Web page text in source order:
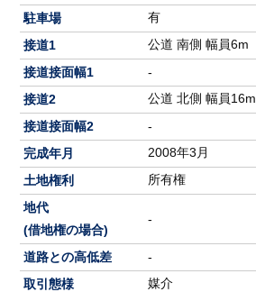
駐車場
有
接道1
公道 南側 幅員6m
接道接面幅1
-
接道2
公道 北側 幅員16m
接道接面幅2
-
完成年月
2008年3月
土地権利
所有権
地代
(借地権の場合)
-
道路との高低差
-
取引態様
媒介